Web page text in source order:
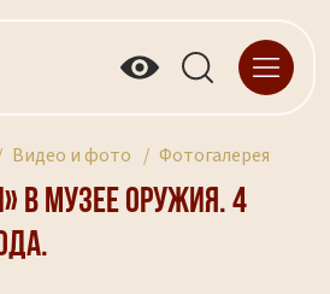
Видео и фото Фотогалерея
в музее оружия. 4